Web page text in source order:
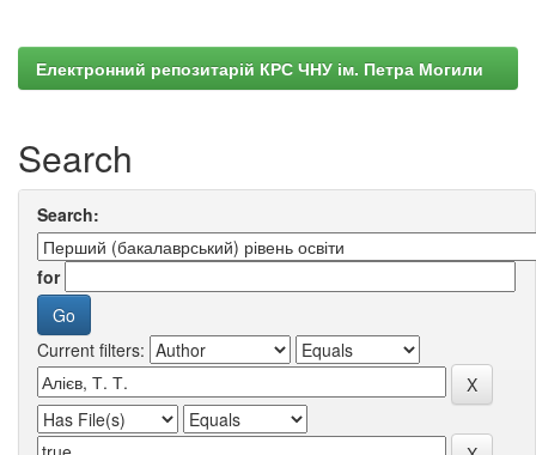
Електронний репозитарій КРС ЧНУ ім. Петра Могили
Search
Search:
for
Current filters: